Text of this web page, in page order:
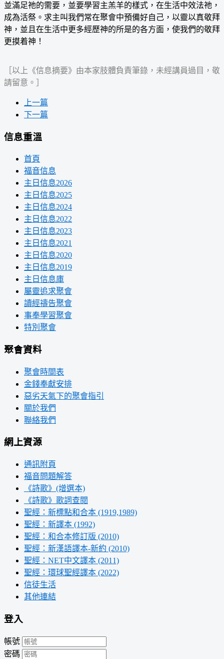
並滿足祂的需要，並要學習主羔羊的樣式，在生活中效法祂，
成為活祭。求主叫我們常在聚會中預備好自己，以靈以真敬拜
神，並且在生活中更多經歷神的所是的各方面，使我們的敬拜
更摸着神！
［以上《信息摘要》由本家肢體負責筆錄，未經講員過目，敬
請留意。］
上一篇
下一篇
信息重溫
首頁
福音信息
主日信息2026
主日信息2025
主日信息2024
主日信息2022
主日信息2023
主日信息2021
主日信息2020
主日信息2019
主日信息庫
屬靈追求聚會
讀經禱告聚會
事奉學習聚會
特別聚會
聚會資料
聚會時間表
金錢奉獻安排
惡劣天氣下的聚會指引
關於我們
聯絡我們
網上資源
通訊附頁
福音問題解答
《詩歌》(增選本)
《詩歌》歌詞查閱
聖經：新標點和合本 (1919,1989)
聖經：新譯本 (1992)
聖經：和合本修訂版 (2010)
聖經：新漢語譯本-新約 (2010)
聖經：NET中文譯本 (2011)
聖經：環球聖經譯本 (2022)
信徒生活
其他連結
登入
帳號
密碼